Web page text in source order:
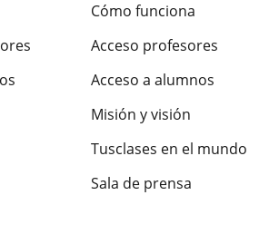
Cómo funciona
Acceso profesores
Acceso a alumnos
Misión y visión
Tusclases en el mundo
Sala de prensa